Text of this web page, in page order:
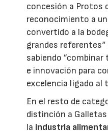
concesión a Protos
reconocimiento a
convertido a la
grandes referentes“
sabiendo
e innovación para
excelencia ligado al
En el resto de
distinción a
la industria